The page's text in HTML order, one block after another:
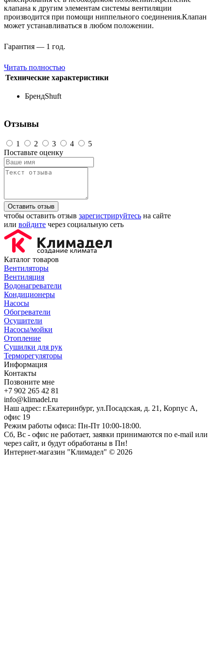
клапана к другим элементам системы вентиляции
производится при помощи ниппельного соединения.Клапан
может устанавливаться в любом положении.
Гарантия — 1 год.
Читать полностью
Технические характеристики
БрендShuft
Отзывы
1 2 3 4
5
Поставьте оценку
Оставить отзыв
чтобы оставить отзыв зарегистрируйтесь на сайте
или войдите через социальную сеть
Каталог товаров
Вентиляторы
Вентиляция
Водонагреватели
Кондиционеры
Насосы
Обогреватели
Осушители
Насосы/мойки
Отопление
Сушилки для рук
Терморегуляторы
Информация
Контакты
Позвоните мне
+7 902 265 42 81
info@klimadel.ru
Наш адрес: г.Екатеринбург, ул.Посадская, д. 21, Корпус А,
офис 19
Режим работы офиса: Пн-Пт 10:00-18:00.
Сб, Вс - офис не работает, заявки принимаются по e-mail или
через сайт, и будут обработаны в Пн!
Интернет-магазин "Климадел" © 2026